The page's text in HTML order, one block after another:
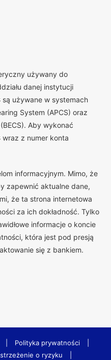
używany do
danej instytucji
są używane w systemach
System (APCS) oraz
Aby wykonać
wraz z numer konta
informacyjnym. Mimo, że
zapewnić aktualne dane,
że ta strona internetowa
za ich dokładność. Tylko
informacje o koncie
która jest pod presją
się z bankiem.
Polityka prywatności
o ryzyku